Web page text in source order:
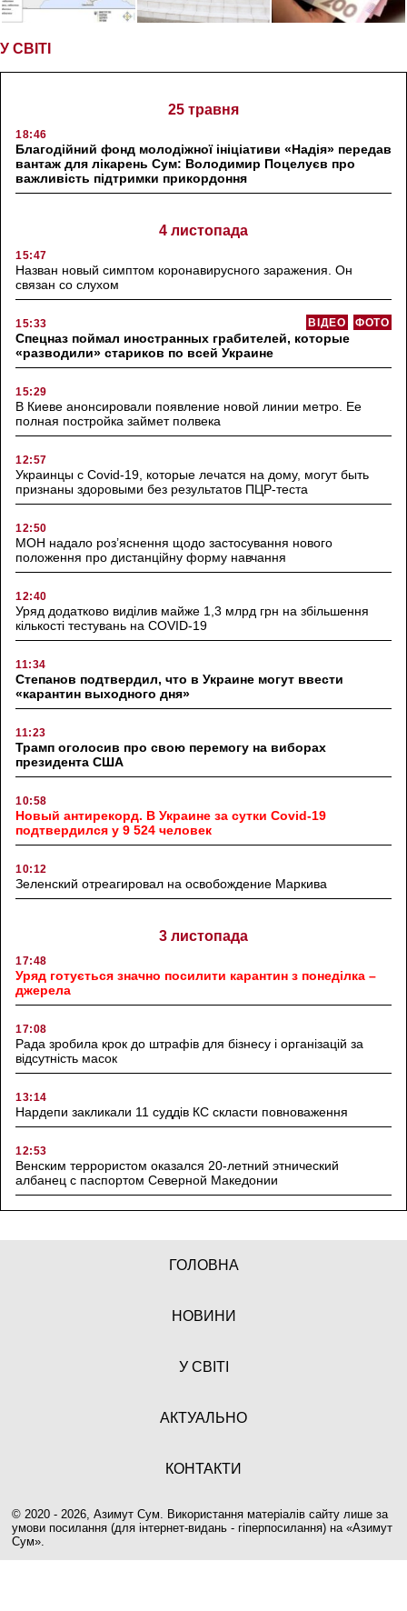
У СВІТІ
25 травня
18:46
Благодійний фонд молодіжної ініціативи «Надія» передав
вантаж для лікарень Сум: Володимир Поцелуєв про
важливість підтримки прикордоння
4 листопада
15:47
Назван новый симптом коронавирусного заражения. Он
связан со слухом
15:33 ФОТО
ВІДЕО
Спецназ поймал иностранных грабителей, которые
«разводили» стариков по всей Украине
15:29
В Киеве анонсировали появление новой линии метро. Ее
полная постройка займет полвека
12:57
Украинцы с Covid-19, которые лечатся на дому, могут быть
признаны здоровыми без результатов ПЦР-теста
12:50
МОН надало роз’яснення щодо застосування нового
положення про дистанційну форму навчання
12:40
Уряд додатково виділив майже 1,3 млрд грн на збільшення
кількості тестувань на COVID-19
11:34
Степанов подтвердил, что в Украине могут ввести
«карантин выходного дня»
11:23
Трамп оголосив про свою перемогу на виборах
президента США
10:58
Новый антирекорд. В Украине за сутки Covid-19
подтвердился у 9 524 человек
10:12
Зеленский отреагировал на освобождение Маркива
3 листопада
17:48
Уряд готується значно посилити карантин з понеділка –
джерела
17:08
Рада зробила крок до штрафів для бізнесу і організацій за
відсутність масок
13:14
Нардепи закликали 11 суддів КС скласти повноваження
12:53
Венским террористом оказался 20-летний этнический
албанец с паспортом Северной Македонии
ГОЛОВНА
НОВИНИ
У СВІТІ
АКТУАЛЬНО
КОНТАКТИ
© 2020 - 2026, Азимут Сум. Використання матеріалів сайту лише за
умови посилання (для інтернет-видань - гіперпосилання) на «Азимут
Сум».